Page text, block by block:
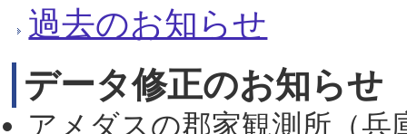
過去のお知らせ
データ修正のお知らせ
アメダスの郡家観測所（